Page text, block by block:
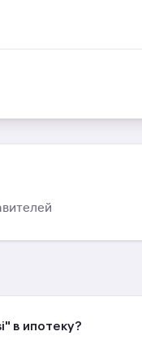
в ипотеку?